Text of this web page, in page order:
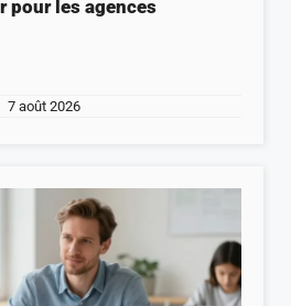
pour les agences
7 août 2026